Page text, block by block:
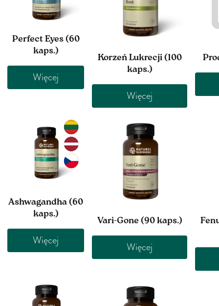
Perfect Eyes (60
kaps.)
Więcej
Korzeń Lukrecji (100
kaps.)
Więcej
Ashwagandha (60
kaps.)
Więcej
Vari-Gone (90 kaps.)
Więcej